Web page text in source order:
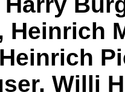
Heinrich
Willi